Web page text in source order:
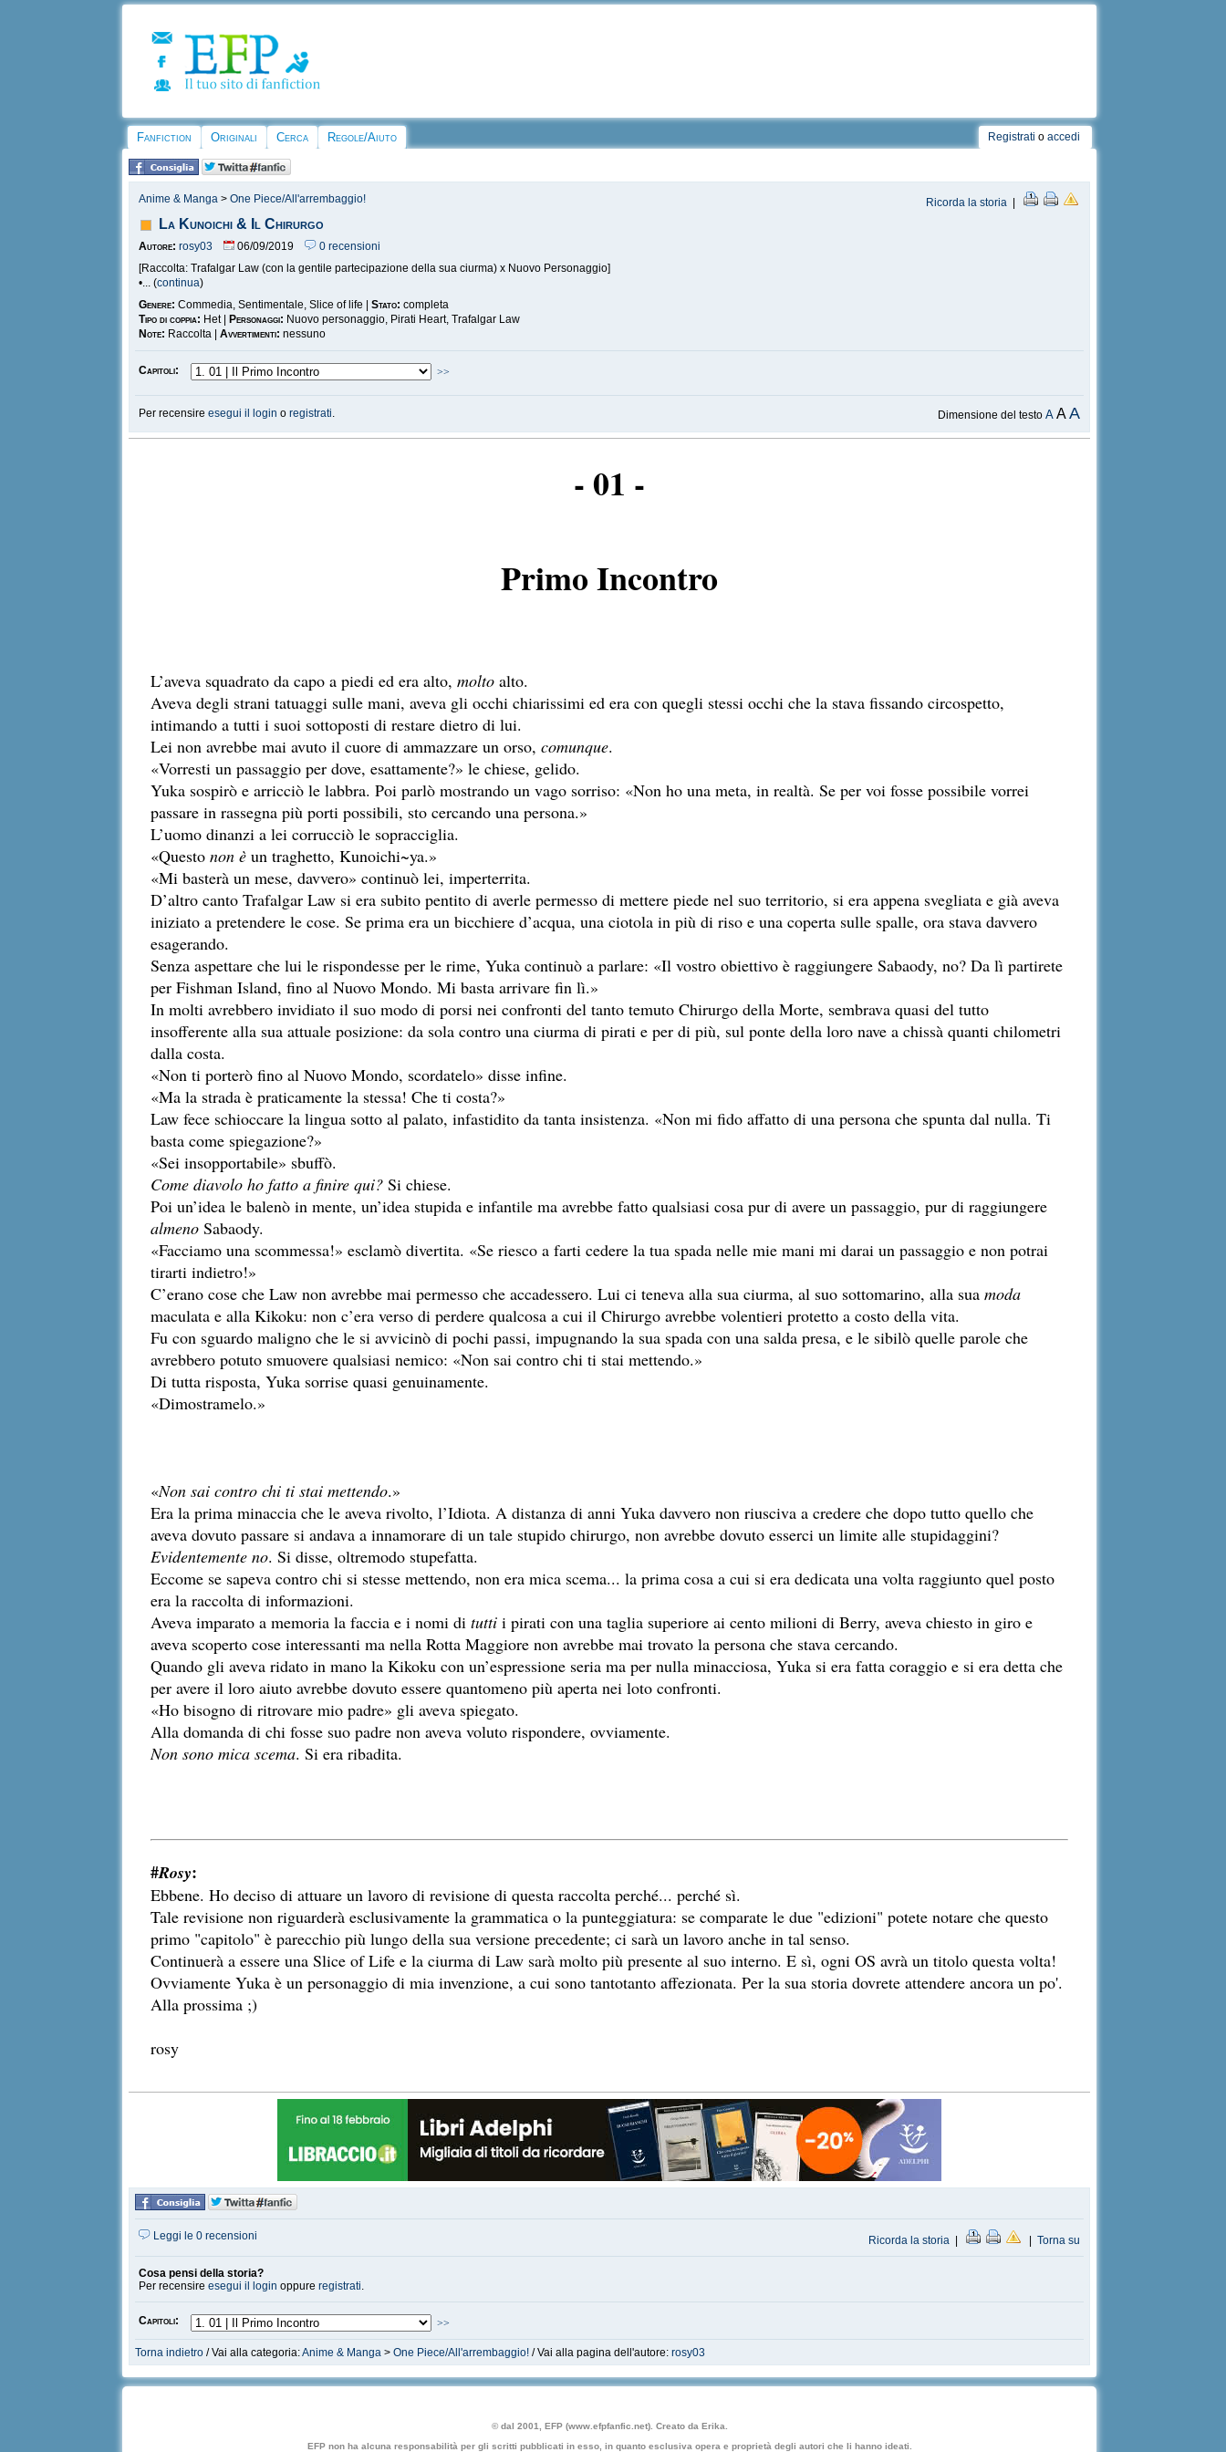
Fanfiction Originali Cerca Regole/Aiuto Registrati o accedi
Anime & Manga >One Piece/All'arrembaggio! Ricorda la storia |
La Kunoichi & Il Chirurgo
Autore: rosy03 06/09/2019
0 recensioni
[Raccolta: Trafalgar Law (con la gentile partecipazione della sua ciurma) x Nuovo Personaggio]
•... (continua)
Genere: Commedia, Sentimentale, Slice of life |Stato: completa
Tipo di coppia: Het | Personaggi: Nuovo personaggio, Pirati Heart, Trafalgar Law
Note: Raccolta |Avvertimenti: nessuno
Capitoli: >>
Per recensireesegui il login oregistrati. Dimensione del testoA AA
- 01 -
Primo Incontro
L’aveva squadrato da capo a piedi ed era alto,molto alto.
Aveva degli strani tatuaggi sulle mani, aveva gli occhi chiarissimi ed era con quegli stessi occhi che la stava fissando circospetto,
intimando a tutti i suoi sottoposti di restare dietro di lui.
Lei non avrebbe mai avuto il cuore di ammazzare un orso,comunque.
«Vorresti un passaggio per dove, esattamente?» le chiese, gelido.
Yuka sospirò e arricciò le labbra. Poi parlò mostrando un vago sorriso: «Non ho una meta, in realtà. Se per voi fosse possibile vorrei
passare in rassegna più porti possibili, sto cercando una persona.»
L’uomo dinanzi a lei corrucciò le sopracciglia.
«Questonon è un traghetto, Kunoichi~ya.»
«Mi basterà un mese, davvero» continuò lei, imperterrita.
D’altro canto Trafalgar Law si era subito pentito di averle permesso di mettere piede nel suo territorio, si era appena svegliata e già aveva
iniziato a pretendere le cose. Se prima era un bicchiere d’acqua, una ciotola in più di riso e una coperta sulle spalle, ora stava davvero
esagerando.
Senza aspettare che lui le rispondesse per le rime, Yuka continuò a parlare: «Il vostro obiettivo è raggiungere Sabaody, no? Da lì partirete
per Fishman Island, fino al Nuovo Mondo. Mi basta arrivare fin lì.»
In molti avrebbero invidiato il suo modo di porsi nei confronti del tanto temuto Chirurgo della Morte, sembrava quasi del tutto
insofferente alla sua attuale posizione: da sola contro una ciurma di pirati e per di più, sul ponte della loro nave a chissà quanti chilometri
dalla costa.
«Non ti porterò fino al Nuovo Mondo, scordatelo» disse infine.
«Ma la strada è praticamente la stessa! Che ti costa?»
Law fece schioccare la lingua sotto al palato, infastidito da tanta insistenza. «Non mi fido affatto di una persona che spunta dal nulla. Ti
basta come spiegazione?»
«Sei insopportabile» sbuffò.
Come diavolo ho fatto a finire qui? Si chiese.
Poi un’idea le balenò in mente, un’idea stupida e infantile ma avrebbe fatto qualsiasi cosa pur di avere un passaggio, pur di raggiungere
almeno Sabaody.
«Facciamo una scommessa!» esclamò divertita. «Se riesco a farti cedere la tua spada nelle mie mani mi darai un passaggio e non potrai
tirarti indietro!»
C’erano cose che Law non avrebbe mai permesso che accadessero. Lui ci teneva alla sua ciurma, al suo sottomarino, alla suamoda
maculata e alla Kikoku: non c’era verso di perdere qualcosa a cui il Chirurgo avrebbe volentieri protetto a costo della vita.
Fu con sguardo maligno che le si avvicinò di pochi passi, impugnando la sua spada con una salda presa, e le sibilò quelle parole che
avrebbero potuto smuovere qualsiasi nemico: «Non sai contro chi ti stai mettendo.»
Di tutta risposta, Yuka sorrise quasi genuinamente.
«Dimostramelo.»
«Non sai contro chi ti stai mettendo.»
Era la prima minaccia che le aveva rivolto, l’Idiota. A distanza di anni Yuka davvero non riusciva a credere che dopo tutto quello che
aveva dovuto passare si andava a innamorare di un tale stupido chirurgo, non avrebbe dovuto esserci un limite alle stupidaggini?
Evidentemente no. Si disse, oltremodo stupefatta.
Eccome se sapeva contro chi si stesse mettendo, non era mica scema... la prima cosa a cui si era dedicata una volta raggiunto quel posto
era la raccolta di informazioni.
Aveva imparato a memoria la faccia e i nomi ditutti i pirati con una taglia superiore ai cento milioni di Berry, aveva chiesto in giro e
aveva scoperto cose interessanti ma nella Rotta Maggiore non avrebbe mai trovato la persona che stava cercando.
Quando gli aveva ridato in mano la Kikoku con un’espressione seria ma per nulla minacciosa, Yuka si era fatta coraggio e si era detta che
per avere il loro aiuto avrebbe dovuto essere quantomeno più aperta nei loto confronti.
«Ho bisogno di ritrovare mio padre» gli aveva spiegato.
Alla domanda di chi fosse suo padre non aveva voluto rispondere, ovviamente.
Non sono mica scema. Si era ribadita.
#Rosy:
Ebbene. Ho deciso di attuare un lavoro di revisione di questa raccolta perché... perché sì.
Tale revisione non riguarderà esclusivamente la grammatica o la punteggiatura: se comparate le due "edizioni" potete notare che questo
primo "capitolo" è parecchio più lungo della sua versione precedente; ci sarà un lavoro anche in tal senso.
Continuerà a essere una Slice of Life e la ciurma di Law sarà molto più presente al suo interno. E sì, ogni OS avrà un titolo questa volta!
Ovviamente Yuka è un personaggio di mia invenzione, a cui sono tantotanto affezionata. Per la sua storia dovrete attendere ancora un po'.
Alla prossima ;)
rosy
Leggi le 0 recensioni Ricorda la storia | |Torna su
Cosa pensi della storia?
Per recensireesegui il login oppureregistrati.
Capitoli: >>
Torna indietro / Vai alla categoria:Anime & Manga >One Piece/All'arrembaggio! / Vai alla pagina dell'autore:rosy03
© dal 2001, EFP (www.efpfanfic.net). Creato da Erika.
EFP non ha alcuna responsabilità per gli scritti pubblicati in esso, in quanto esclusiva opera e proprietà degli autori che li hanno ideati.